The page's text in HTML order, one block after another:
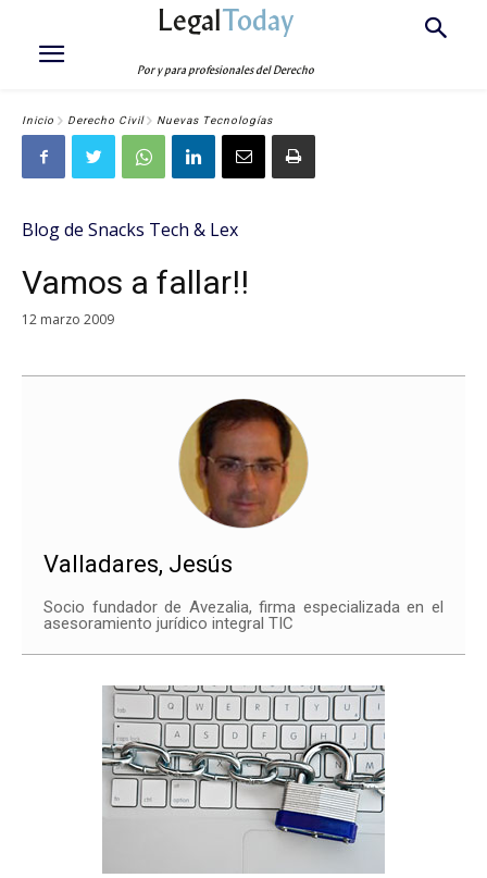
LegalToday
Por y para profesionales del Derecho
Inicio Derecho Civil Nuevas Tecnologías
Blog de Snacks Tech & Lex
Vamos a fallar!!
12 marzo 2009
Valladares, Jesús
Socio fundador de Avezalia, firma especializada en el
asesoramiento jurídico integral TIC